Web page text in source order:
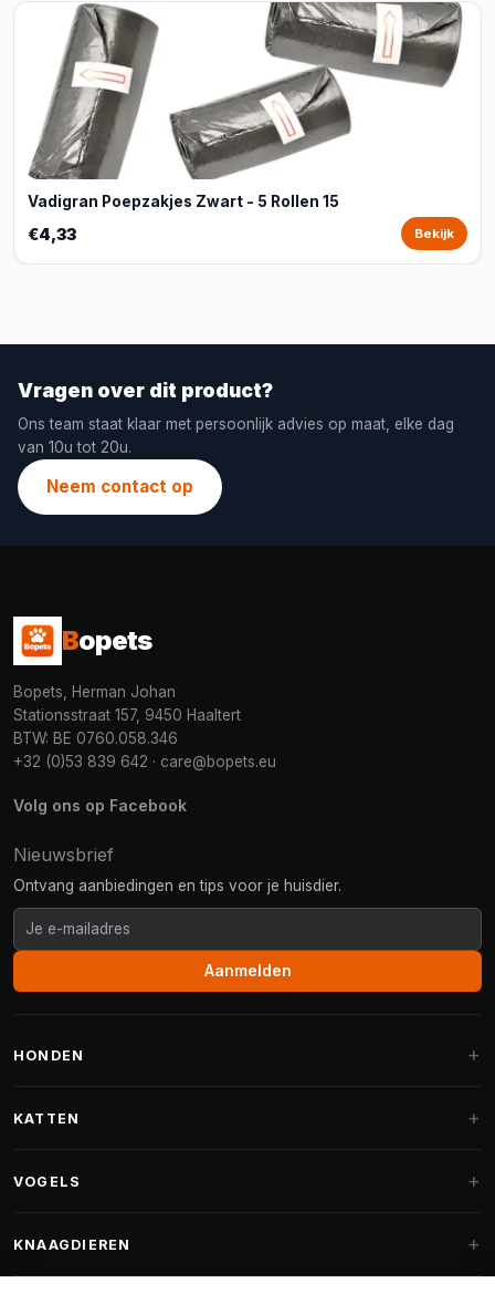
Vadigran Poepzakjes Zwart - 5 Rollen 15
€4,33 Bekijk
Vragen over dit product?
Ons team staat klaar met persoonlijk advies op maat, elke dag
van 10u tot 20u.
Neem contact op
Bopets
Bopets, Herman Johan
Stationsstraat 157, 9450 Haaltert
BTW: BE 0760.058.346
+32 (0)53 839 642 · care@bopets.eu
Volg ons op Facebook
Nieuwsbrief
Ontvang aanbiedingen en tips voor je huisdier.
Aanmelden
HONDEN
Fantail hondenmanden
KATTEN
Krabpalen voor Maine Coon
VOGELS
Vogelvoer binnenvogels
KNAAGDIEREN